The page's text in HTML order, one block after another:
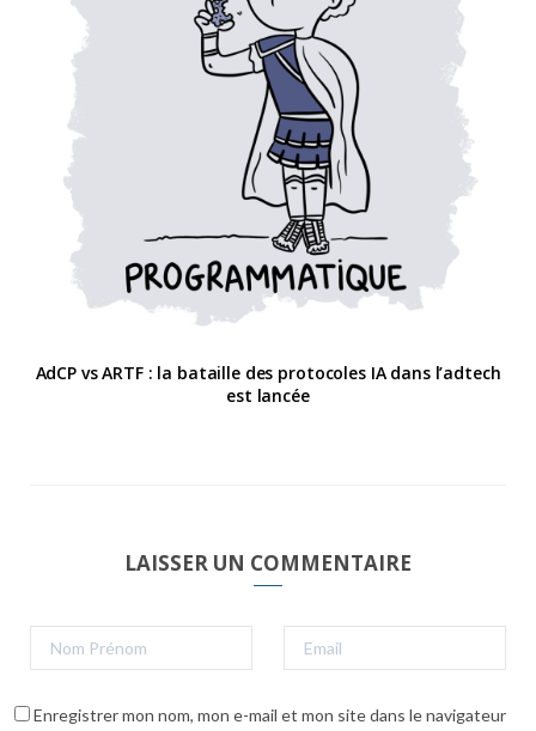
AdCP vs ARTF : la bataille des protocoles IA dans l’adtech
est lancée
LAISSER UN COMMENTAIRE
Enregistrer mon nom, mon e-mail et mon site dans le navigateur